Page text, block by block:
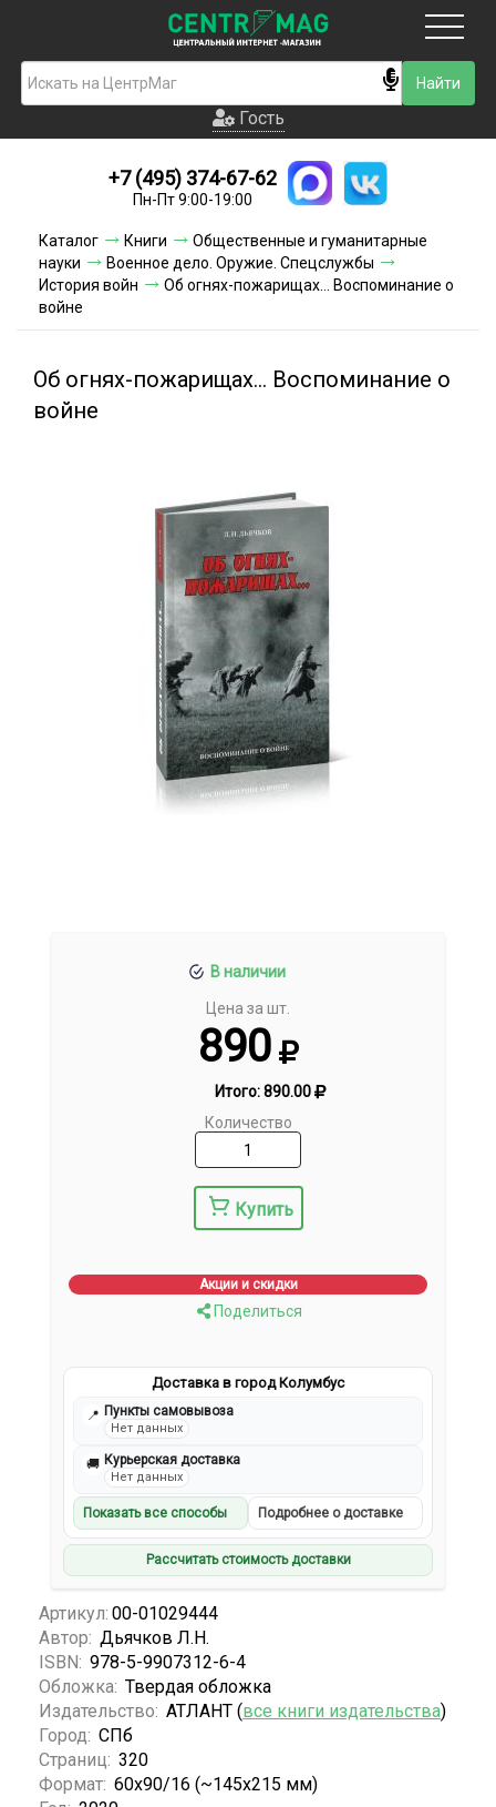
Гость
Новинки
Условия доставки
Условия оплаты
Акции и скидки
Гость
+7 (495) 374-67-62
Пн-Пт 9:00-19:00
Каталог Книги
Общественные и гуманитарные
науки
Военное дело. Оружие. Спецслужбы
История войн
Об огнях-пожарищах... Воспоминание о
войне
Об огнях-пожарищах... Воспоминание о
войне
В наличии
Цена за шт.
890
Итого:890.00
Количество
Купить
Акции и скидки
Поделиться
Доставка в город Колумбус
📍 Пункты самовывоза
Нет данных
🚚 Курьерская доставка
Нет данных
Показать все способы Подробнее о доставке
Рассчитать стоимость доставки
Артикул: 00-01029444
Автор: Дьячков Л.Н.
ISBN: 978-5-9907312-6-4
Обложка: Твердая обложка
Издательство: АТЛАНТ (все книги издательства)
Город: СПб
Страниц: 320
Формат: 60x90/16 (~145х215 мм)